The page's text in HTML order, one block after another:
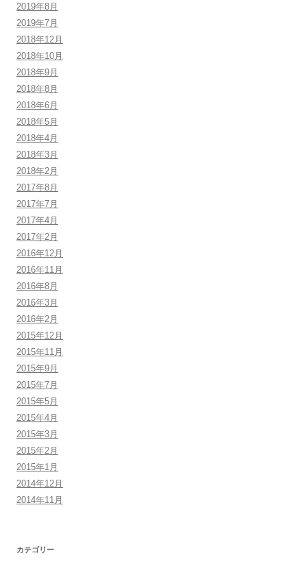
2019年8月
2019年7月
2018年12月
2018年10月
2018年9月
2018年8月
2018年6月
2018年5月
2018年4月
2018年3月
2018年2月
2017年8月
2017年7月
2017年4月
2017年2月
2016年12月
2016年11月
2016年8月
2016年3月
2016年2月
2015年12月
2015年11月
2015年9月
2015年7月
2015年5月
2015年4月
2015年3月
2015年2月
2015年1月
2014年12月
2014年11月
カテゴリー